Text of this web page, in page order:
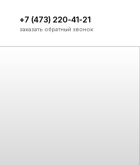
+7 (473) 220-41-21
заказать обратный звонок